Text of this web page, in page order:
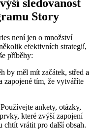
sledovanost
Story
není jen o množství
efektivních strategií,
příběhy:
by měl mít začátek, střed a
zapojené tím, že vytváříte
Používejte ankety, otázky,
které zvýší zapojení
chtít vrátit pro další obsah.